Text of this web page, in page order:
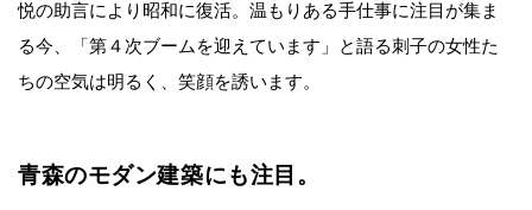
悦の助言により昭和に復活。温もりある手仕事に注目が集ま
る今、「第４次ブームを迎えています」と語る刺子の女性た
ちの空気は明るく、笑顔を誘います。
青森のモダン建築にも注目。